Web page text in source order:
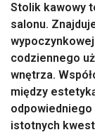
Stolik kawowy
salonu.
codziennego
wnętrza.
między
odpowiedniego
istotnych